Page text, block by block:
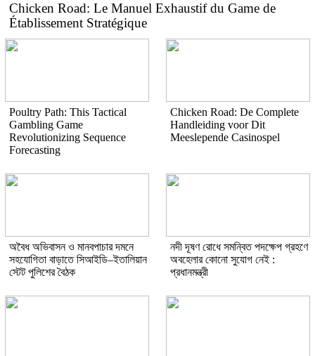
Chicken Road: Le Manuel Exhaustif du Game de
Établissement Stratégique
Poultry Path: This Tactical
Gambling Game
Revolutionizing Sequence
Forecasting
Chicken Road: De Complete
Handleiding voor Dit
Meeslepende Casinospel
অবৈধ অভিবাসন ও মানবপাচার দমনে
সহযোগিতা বাড়াতে সিআইডি–ইতালিয়ান
স্টেট পুলিশের বৈঠক
নদী দূষণ রোধে সমন্বিত পদক্ষেপ গ্রহণে
অবহেলার কোনো সুযোগ নেই :
প্রধানমন্ত্রী